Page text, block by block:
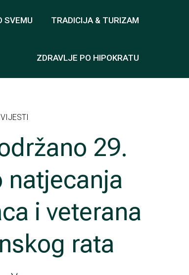
SVEMU TRADICIJA & TURIZAM
ZDRAVLJE PO HIPOKRATU
VIJESTI
29.
natjecanja
i veterana
rata